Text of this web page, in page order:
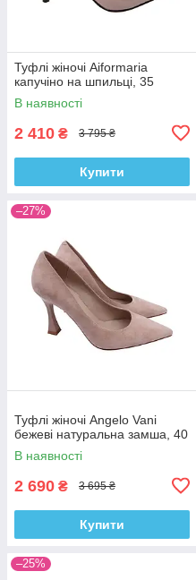
Туфлі жіночі Aiformaria
капучіно на шпильці, 35
В наявності
2 410 ₴ 3 795 ₴
Купити
–27%
Туфлі жіночі Angelo Vani
бежеві натуральна замша, 40
В наявності
2 690 ₴ 3 695 ₴
Купити
–25%